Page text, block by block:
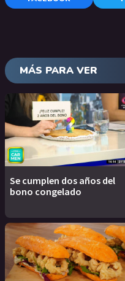
MÁS PARA VER
Se cumplen dos años del
bono congelado